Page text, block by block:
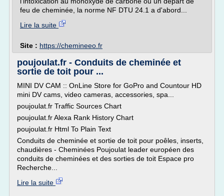
feu de cheminée, la norme NF DTU 24.1 a d'abord...
Lire la suite
Site : https://chemineeo.fr
poujoulat.fr - Conduits de cheminée et
sortie de toit pour ...
MINI DV CAM :: OnLine Store for GoPro and Countour HD
mini DV cams, video cameras, accessories, spa...
poujoulat.fr Traffic Sources Chart
poujoulat.fr Alexa Rank History Chart
poujoulat.fr Html To Plain Text
Conduits de cheminée et sortie de toit pour poêles, inserts,
chaudières - Cheminées Poujoulat leader européen des
conduits de cheminées et des sorties de toit Espace pro
Recherche...
Lire la suite